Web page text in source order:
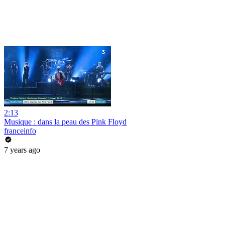
2:13
Musique : dans la peau des Pink Floyd
franceinfo
7 years ago